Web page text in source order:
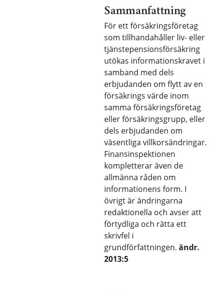
Sammanfattning
För ett försäkringsföretag
som tillhandahåller liv- eller
tjänstepensionsförsäkring
utökas informationskravet i
samband med dels
erbjudanden om flytt av en
försäkrings värde inom
samma försäkringsföretag
eller försäkringsgrupp, eller
dels erbjudanden om
väsentliga villkorsändringar.
Finansinspektionen
kompletterar även de
allmänna råden om
informationens form. I
övrigt är ändringarna
redaktionella och avser att
förtydliga och rätta ett
skrivfel i
grundförfattningen.ändr.
2013:5